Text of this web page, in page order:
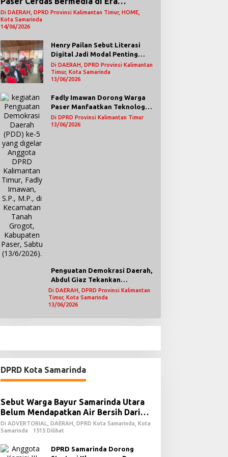
Demokrasi Digital
Di DAERAH, DPRD Provinsi Kalimantan Timur, HOME,
Kota Samarinda
14/06/2026
Henry Pailan Sebut Literasi
Digital Jadi Modal Penting
Wujudkan Demokrasi yang
Lebih Terbuka
Di DAERAH, DPRD Provinsi Kalimantan
Timur, Kota Samarinda
13/06/2026
Fadly Imawan Dorong Warga
Paser Manfaatkan Teknologi
Digital untuk Mengawasi
Jalannya Pemerintahan
Di DPRD Provinsi Kalimantan Timur
13/06/2026
Penguatan Demokrasi Daerah,
Abdul Giaz Tekankan
Pentingnya Teknologi
Informasi
Di DAERAH, DPRD Provinsi Kalimantan
Timur, Kota Samarinda
13/06/2026
DPRD Kota Samarinda
Sebut Warga Bayur Samarinda Utara
Belum Mendapatkan Air Bersih Dari
PDAM
Di ADVERTORIAL, DAERAH, DPRD Kota Samarinda, Kota
Samarinda
1515 Dilihat
DPRD Samarinda Dorong